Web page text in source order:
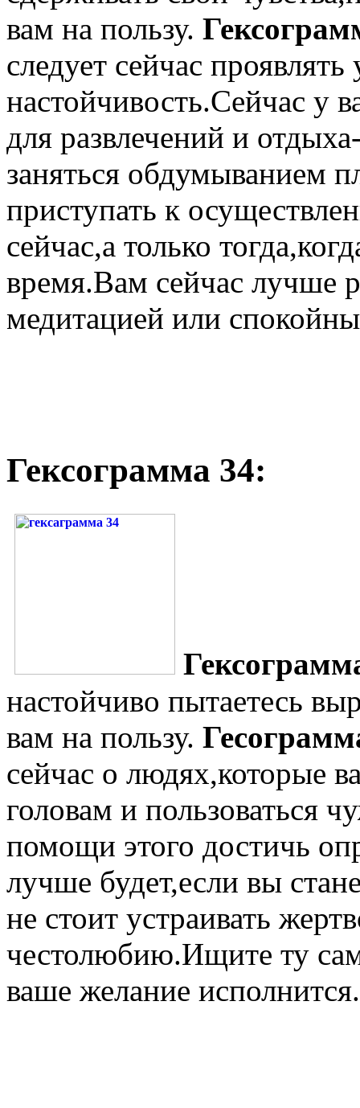
вам на пользу.
следует сейчас
настойчивость.Сейчас у
для развлечений и
заняться обдумыванием
приступать к
сейчас,а только
время.Вам сейчас лучше
медитацией или
Гексограмма 34:
настойчиво пытаетесь
вам на пользу.
сейчас о людях,которые
головам и пользоваться
помощи этого достичь
лучше будет,если вы
не стоит устраивать
честолюбию.Ищите ту
ваше желание исполнится.